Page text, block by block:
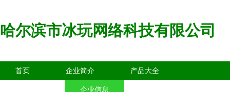
哈尔滨市冰玩网络科技有限公司
首页 企业简介 产品大全
企业信息